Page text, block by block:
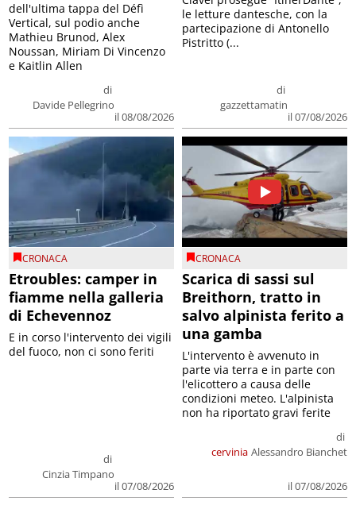
di
Davide Pellegrino
il 08/08/2026
dell'ultima tappa del Défì
Vertical, sul podio anche
Mathieu Brunod, Alex
Noussan, Miriam Di Vincenzo
e Kaitlin Allen
di
gazzettamatin
il 07/08/2026
le letture dantesche, con la
partecipazione di Antonello
Pistritto (...
CRONACA
Etroubles: camper in
fiamme nella galleria
di Echevennoz
di
Cinzia Timpano
il 07/08/2026
E in corso l'intervento dei vigili
del fuoco, non ci sono feriti
CRONACA
Scarica di sassi sul
Breithorn, tratto in
salvo alpinista ferito a
una gamba
cervinia
di
Alessandro Bianchet
il 07/08/2026
L'intervento è avvenuto in
parte via terra e in parte con
l'elicottero a causa delle
condizioni meteo. L'alpinista
non ha riportato gravi ferite